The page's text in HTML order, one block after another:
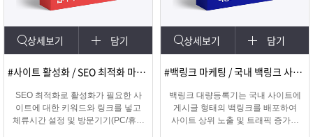
이
는?
구
매
로
그
램
상
품
문
객
센
터
마
이
페
파
트
상세보기 담기
#사이트 활성화 / SEO 최적화 마케팅
SEO 최적화로 활성화가 필요한 사
이트에 대한 키워드와 링크를 넣고
체류시간 설정 및 방문기기(PC/휴대
상세보기 담기
#백링크 마케팅 / 국내 백링크 사이트 생성
백링크 대량등록기는 국내 사이트에
게시글 형태의 백링크를 배포하여
사이트 상위 노출 및 트래픽 증가에